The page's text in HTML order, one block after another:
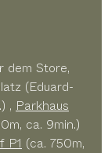
dem Store,
(Eduard-
, Parkhaus
ca. 9min.)
P1 (ca. 750m,